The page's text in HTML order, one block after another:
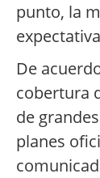
punto, la
De
cobertura
de
planes